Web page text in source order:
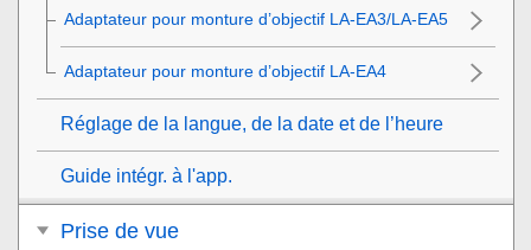
Adaptateur pour monture d’objectif LA-EA3/LA-EA5
Adaptateur pour monture d’objectif LA-EA4
Réglage de la langue, de la date et de l’heure
Guide intégr. à l'app.
Prise de vue